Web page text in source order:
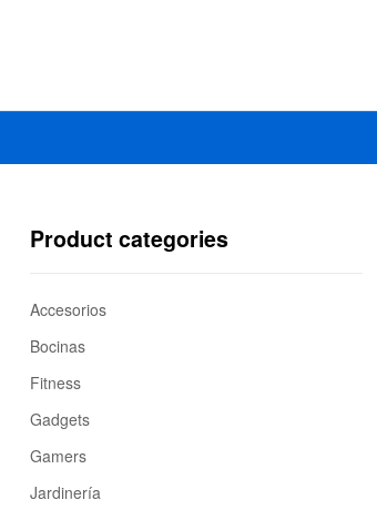
Product categories
Accesorios
Bocinas
Fitness
Gadgets
Gamers
Jardinería